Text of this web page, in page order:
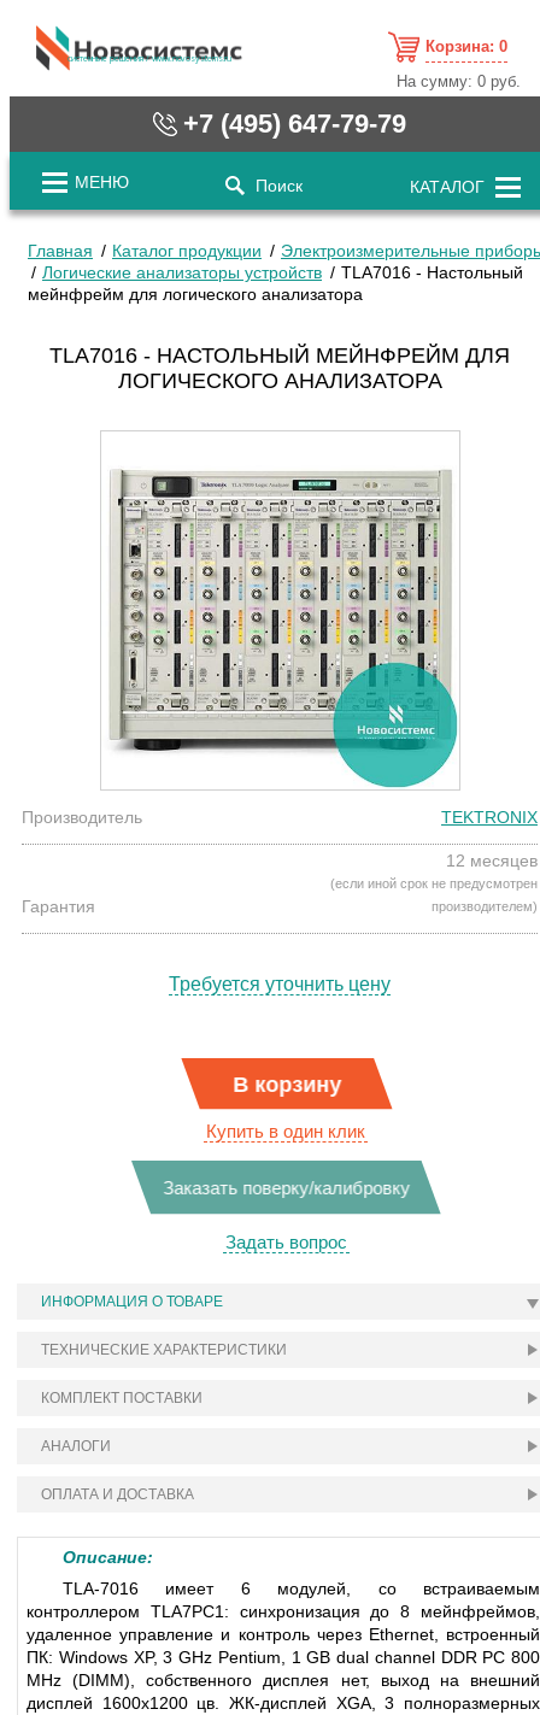
cистемные решения / www.novosystems.ru
Корзина: 0
На сумму:0 руб.
+7 (495) 647-79-79
МЕНЮ Поиск КАТАЛОГ
Главная Каталог продукции
Электроизмерительные
Логические анализаторы устройств
TLA7016 - Настольный
мейнфрейм для логического анализатора
TLA7016 - НАСТОЛЬНЫЙ МЕЙНФРЕЙМ ДЛЯ
ЛОГИЧЕСКОГО АНАЛИЗАТОРА
Производитель TEKTRONIX
Гарантия
12 месяцев
(если иной срок не предусмотрен
производителем)
Требуется уточнить цену
В корзину
Купить в один клик
Заказать поверку/калибровку
Задать вопрос
ИНФОРМАЦИЯ О ТОВАРЕ
ТЕХНИЧЕСКИЕ ХАРАКТЕРИСТИКИ
КОМПЛЕКТ ПОСТАВКИ
АНАЛОГИ
ОПЛАТА И ДОСТАВКА
Описание:
TLA-7016 имеет 6 модулей, со встраиваемым
контроллером TLA7PC1: синхронизация до 8 мейнфреймов,
удаленное управление и контроль через Ethernet, встроенный
ПК: Windows XP, 3 GHz Pentium, 1 GB dual channel DDR PC 800
MHz (DIMM), cобственного дисплея нет, выход на внешний
дисплей 1600x1200 цв. ЖК-дисплей XGA, 3 полноразмерных